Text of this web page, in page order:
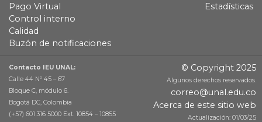
Pago Virtual
Control interno
Calidad
Buzón de notificaciones
Estadísticas
Contacto IEU UNAL:
Calle 44 Nº 45 – 67
Bloque C, módulo 6.
Bogotá DC, Colombia
(+57) 601 316 5000 Ext. 10854 – 10855
© Copyright 2025
Algunos derechos reservados.
correo@unal.edu.co
Acerca de este sitio web
Actualización: 01/03/25